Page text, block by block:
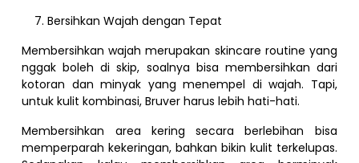
Bersihkan Wajah dengan Tepat
Membersihkan wajah merupakan skincare routine yang
nggak boleh di skip, soalnya bisa membersihkan dari
kotoran dan minyak yang menempel di wajah. Tapi,
untuk kulit kombinasi, Bruver harus lebih hati-hati.
Membersihkan area kering secara berlebihan bisa
memperparah kekeringan, bahkan bikin kulit terkelupas.